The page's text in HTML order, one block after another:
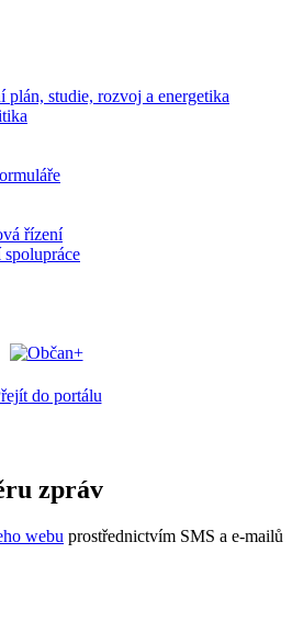
plán, studie, rozvoj a energetika
řízení
spolupráce
do portálu
zpráv
webu prostřednictvím SMS a e-mailů